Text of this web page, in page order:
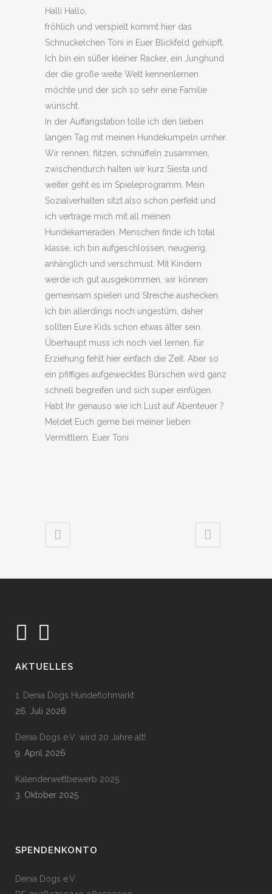
Halli Hallo,
fröhlich und verspielt kommt hier das
Schnuckelchen Toni in Euer Blickfeld gehüpft.
Ich bin ein süßer kleiner Racker, ein Junghund
der die große weite Welt kennenlernen
möchte und der sich so sehr eine Familie
wünscht.
In der Auffangstation tolle ich den lieben
langen Tag mit meinen Hundekumpeln umher.
Wir rennen, flitzen, schnüffeln zusammen,
zwischendurch halten wir kurz Siesta und
weiter geht es im Spieleprogramm. Mein
Sozialverhalten sitzt also schon perfekt und
ich vertrage mich mit all meinen
Hundekameraden. Menschen finde ich total
klasse, ich bin aufgeschlossen, neugierig,
anhänglich und verschmust. Mit Kindern
werde ich gut ausgekommen, wir können
gemeinsam spielen und Streiche aushecken.
Ich bin allerdings noch ungestüm, daher
sollten Eure Kids schon etwas älter sein.
Überhaupt muss ich noch viel lernen, für
Erziehung fehlt hier einfach die Zeit. Aber so
ein pfiffiges aufgewecktes Bürschen wird ganz
schnell begreifen und sich super einfügen.
Habt Ihr genauso wie ich Lust auf Abenteuer ?
Meldet Euch gerne bei meiner lieben
Vermittlern. Euer Toni
AKTUELLES
1. Denia Dogs Hundeflohmarkt
26. Juli 2026
Denia Dogs e.V. wird 20 Jahre alt!
9. April 2026
Kalenderwettbewerb 2025
3. Oktober 2025
SPENDENKONTO
Denia Dogs e.V.